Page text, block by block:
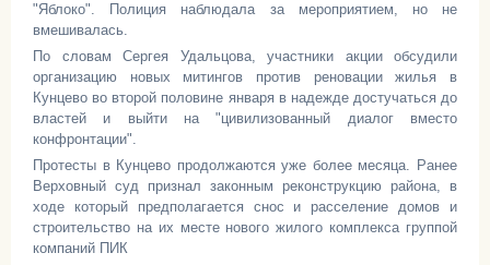
"Яблоко". Полиция наблюдала за мероприятием, но не
вмешивалась.
По словам Сергея Удальцова, участники акции обсудили
организацию новых митингов против реновации жилья в
Кунцево во второй половине января в надежде достучаться до
властей и выйти на "цивилизованный диалог вместо
конфронтации".
Протесты в Кунцево продолжаются уже более месяца. Ранее
Верховный суд признал законным реконструкцию района, в
ходе который предполагается снос и расселение домов и
строительство на их месте нового жилого комплекса группой
компаний ПИК